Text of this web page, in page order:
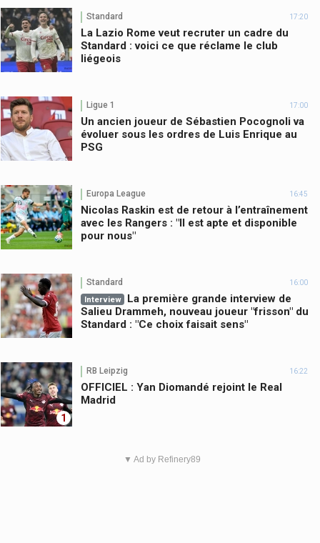
Standard 17:20
La Lazio Rome veut recruter un cadre du
Standard : voici ce que réclame le club
liégeois
Ligue 1 17:00
Un ancien joueur de Sébastien Pocognoli va
évoluer sous les ordres de Luis Enrique au
PSG
Europa League 16:45
Nicolas Raskin est de retour à l’entraînement
avec les Rangers : "Il est apte et disponible
pour nous"
Standard 16:00
Interview
La première grande interview de
Salieu Drammeh, nouveau joueur "frisson" du
Standard : "Ce choix faisait sens"
1
RB Leipzig 16:22
OFFICIEL : Yan Diomandé rejoint le Real
Madrid
▼ Ad by Refinery89